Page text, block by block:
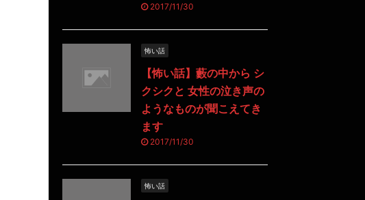
2017/11/30
怖い話
【怖い話】藪の中から シ
クシクと 女性の泣き声の
ようなものが聞こえてき
ます
2017/11/30
怖い話